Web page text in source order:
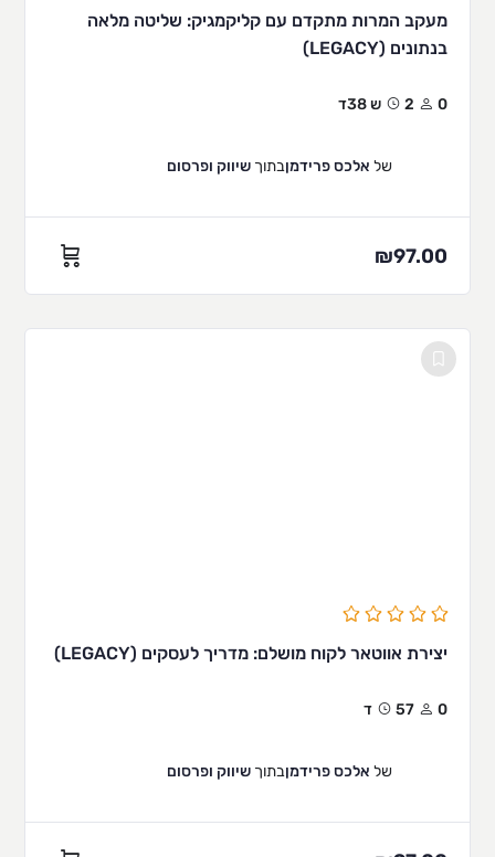
מעקב המרות מתקדם עם קליקמגיק: שליטה מלאה
בנתונים (LEGACY)
0 2ש 38ד
של אלכס פרידמןבתוך שיווק ופרסום
₪97.00
יצירת אווטאר לקוח מושלם: מדריך לעסקים (LEGACY)
0 57ד
של אלכס פרידמןבתוך שיווק ופרסום